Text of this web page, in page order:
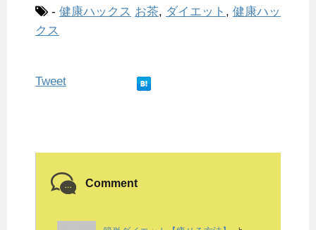
- 健康ハックス お茶, ダイエット , 健康ハッ
クス
Tweet
Comment